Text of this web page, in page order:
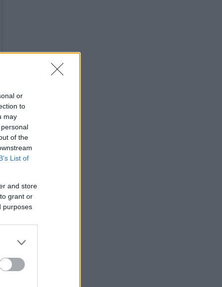
or
to
may
of the
List of
and store
grant or
purposes